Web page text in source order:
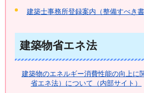
建築士事務所登録案内（整備すべき書
建築物省エネ法
建築物のエネルギー消費性能の向上に
省エネ法）について（内部サイト）